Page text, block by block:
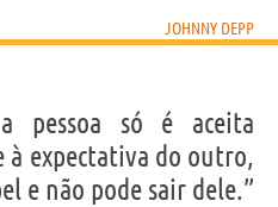
JOHNNY DEPP
pessoa só é aceita
à expectativa do outro,
e não pode sair dele.”